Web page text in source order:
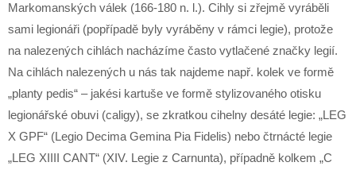
Markomanských válek (166-180 n. l.). Cihly si zřejmě vyráběli
sami legionáři (popřípadě byly vyráběny v rámci legie), protože
na nalezených cihlách nacházíme často vytlačené značky legií.
Na cihlách nalezených u nás tak najdeme např. kolek ve formě
„planty pedis“ – jakési kartuše ve formě stylizovaného otisku
legionářské obuvi (caligy), se zkratkou cihelny desáté legie: „LEG
X GPF“ (Legio Decima Gemina Pia Fidelis) nebo čtrnácté legie
„LEG XIIII CANT“ (XIV. Legie z Carnunta), případně kolkem „C